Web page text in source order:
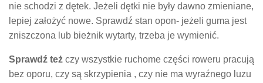
nie schodzi z dętek. Jeżeli dętki nie były dawno zmieniane,
lepiej założyć nowe. Sprawdź stan opon- jeżeli guma jest
zniszczona lub bieżnik wytarty, trzeba je wymienić.
Sprawdź też czy wszystkie ruchome części roweru pracują
bez oporu, czy są skrzypienia , czy nie ma wyraźnego luzu